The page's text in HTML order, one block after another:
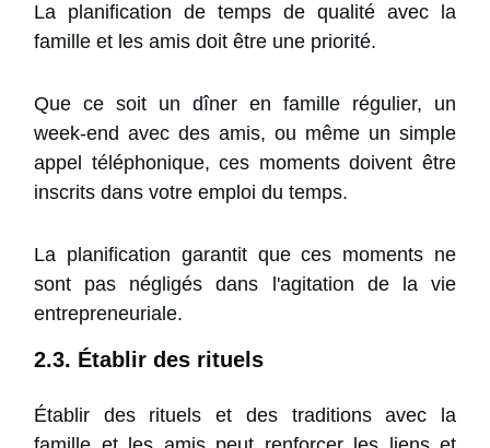
La planification de temps de qualité avec la
famille et les amis doit être une priorité.
Que ce soit un dîner en famille régulier, un
week-end avec des amis, ou même un simple
appel téléphonique, ces moments doivent être
inscrits dans votre emploi du temps.
La planification garantit que ces moments ne
sont pas négligés dans l'agitation de la vie
entrepreneuriale.
2.3. Établir des rituels
Établir des rituels et des traditions avec la